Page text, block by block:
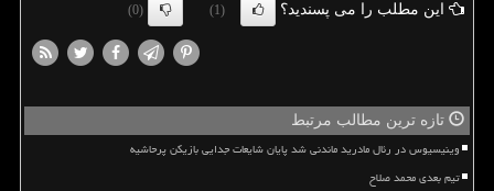
این مطلب را می پسندید؟ (1)
(0)
تازه ترین مطالب مرتبط
وینیسیوس در رئال مادرید ماندنی شد پایان شایعات جدایی بازیکن پرحاشیه
تیم بعدی محمد صلاح